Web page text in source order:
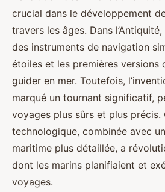
crucial dans le développement
travers les âges. Dans
des instruments de navigation
étoiles et les premières versions
guider en mer. Toutefois,
marqué un tournant significatif,
voyages plus sûrs et plus précis.
technologique, combinée avec
maritime plus détaillée, a
dont les marins planifiaient et
voyages.